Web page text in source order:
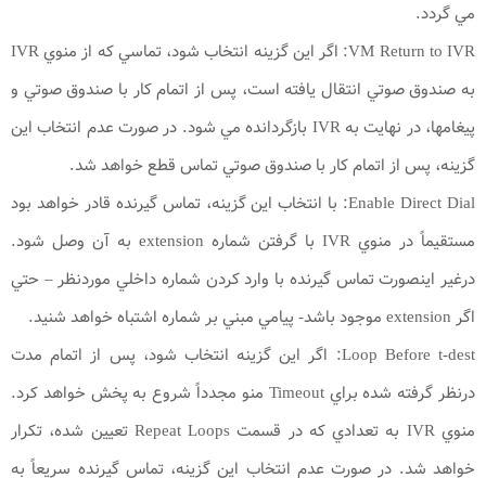
مي گردد.
VM Return to IVR: اگر اين گزينه انتخاب شود، تماسي که از منوي IVR
به صندوق صوتي انتقال يافته است، پس از اتمام کار با صندوق صوتي و
پيغامها، در نهايت به IVR بازگردانده مي شود. در صورت عدم انتخاب اين
گزينه، پس از اتمام کار با صندوق صوتي تماس قطع خواهد شد.
Enable Direct Dial: با انتخاب اين گزينه، تماس گيرنده قادر خواهد بود
مستقيماً در منوي IVR با گرفتن شماره extension به آن وصل شود.
درغير اينصورت تماس گيرنده با وارد کردن شماره داخلي موردنظر – حتي
اگر extension موجود باشد- پيامي مبني بر شماره اشتباه خواهد شنيد.
Loop Before t-dest: اگر اين گزينه انتخاب شود، پس از اتمام مدت
درنظر گرفته شده براي Timeout منو مجدداً شروع به پخش خواهد کرد.
منوي IVR به تعدادي که در قسمت Repeat Loops تعيين شده، تکرار
خواهد شد. در صورت عدم انتخاب اين گزينه، تماس گيرنده سريعاً به